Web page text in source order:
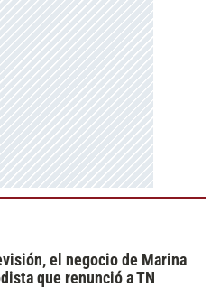
el negocio de Marina
que renunció a TN